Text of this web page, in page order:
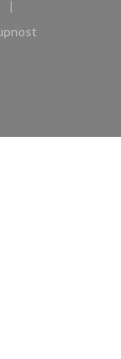
okně))
((otevře se v novém